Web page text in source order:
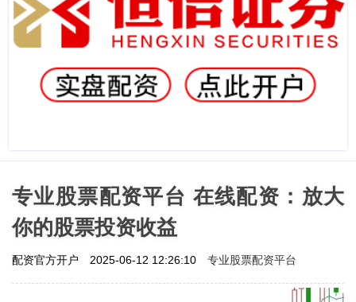
专业股票配资平台 在线配资：放大
你的股票投资收益
配资官方开户 2025-06-12 12:26:10 专业股票配资平台